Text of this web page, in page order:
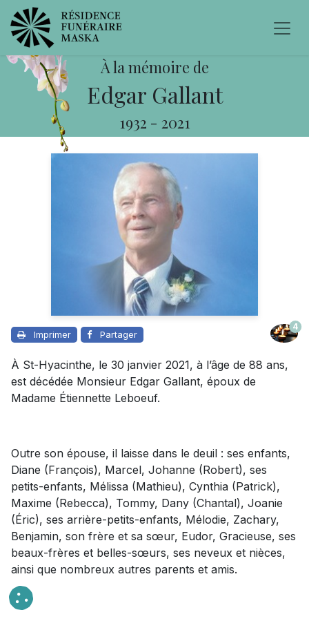
À la mémoire de
Edgar Gallant
1932 - 2021
Imprimer Partager
4
À St-Hyacinthe, le 30 janvier 2021, à l’âge de 88 ans,
est décédée Monsieur Edgar Gallant, époux de
Madame Étiennette Leboeuf.
Outre son épouse, il laisse dans le deuil : ses enfants,
Diane (François), Marcel, Johanne (Robert), ses
petits-enfants, Mélissa (Mathieu), Cynthia (Patrick),
Maxime (Rebecca), Tommy, Dany (Chantal), Joanie
(Éric), ses arrière-petits-enfants, Mélodie, Zachary,
Benjamin, son frère et sa sœur, Eudor, Gracieuse, ses
beaux-frères et belles-sœurs, ses neveux et nièces,
ainsi que nombreux autres parents et amis.